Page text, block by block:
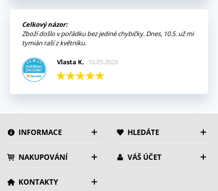
Celkový názor:
Zboží došlo v pořádku bez jediné chybičky. Dnes, 10.5. už mi
tymián raší z květníku.
Vlasta K. 10.05.2026
INFORMACE HLEDÁTE
NAKUPOVÁNÍ VÁŠ ÚČET
KONTAKTY